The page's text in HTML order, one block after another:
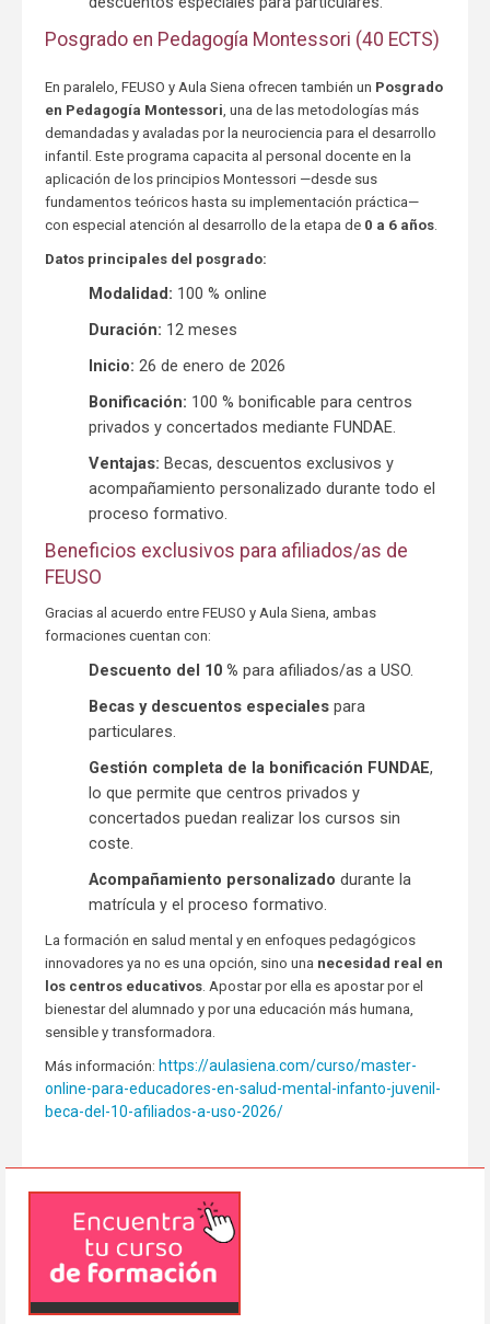
Posgrado en Pedagogía Montessori (40 ECTS)
En paralelo, FEUSO y Aula Siena ofrecen también un Posgrado
en Pedagogía Montessori , una de las metodologías más
demandadas y avaladas por la neurociencia para el desarrollo
infantil. Este programa capacita al personal docente en la
aplicación de los principios Montessori —desde sus
fundamentos teóricos hasta su implementación práctica—
con especial atención al desarrollo de la etapa de 0 a 6 años.
Datos principales del posgrado:
Modalidad: 100 % online
Duración: 12 meses
Inicio: 26 de enero de 2026
Bonificación: 100 % bonificable para centros
privados y concertados mediante FUNDAE.
Ventajas: Becas, descuentos exclusivos y
acompañamiento personalizado durante todo el
proceso formativo.
Beneficios exclusivos para afiliados/as de
FEUSO
Gracias al acuerdo entre FEUSO y Aula Siena, ambas
formaciones cuentan con:
Descuento del 10 % para afiliados/as a USO.
Becas y descuentos especialespara
particulares.
Gestión completa de la bonificación FUNDAE,
lo que permite que centros privados y
concertados puedan realizar los cursos sin
coste.
Acompañamiento personalizado durante la
matrícula y el proceso formativo.
La formación en salud mental y en enfoques pedagógicos
innovadores ya no es una opción, sino una necesidad real en
los centros educativos. Apostar por ella es apostar por el
bienestar del alumnado y por una educación más humana,
sensible y transformadora.
Más información: https://aulasiena.com/curso/master-
online-para-educadores-en-salud-mental-infanto-juvenil-
beca-del-10-afiliados-a-uso-2026/